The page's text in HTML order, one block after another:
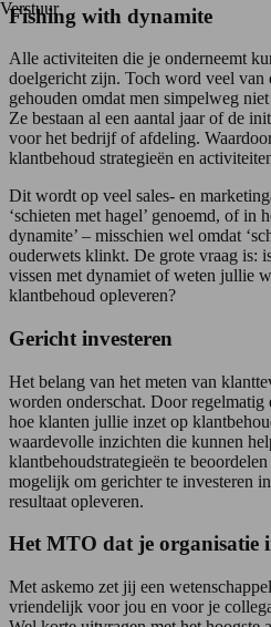
Verstuur
Fishing with dynamite
Alle activiteiten die je onderneemt
doelgericht zijn. Toch word veel van
gehouden omdat men simpelweg
Ze bestaan al een aantal jaar of de
voor het bedrijf of afdeling.
klantbehoud strategieën en
Dit wordt op veel sales- en
‘schieten met hagel’ genoemd, of in
dynamite’ – misschien wel omdat
ouderwets klinkt. De grote vraag is:
vissen met dynamiet of weten jullie
klantbehoud opleveren?
Gericht investeren
Het belang van het meten van
worden onderschat. Door regelmatig
hoe klanten jullie inzet op
waardevolle inzichten die kunnen
klantbehoudstrategieën te
mogelijk om gerichter te investeren
resultaat opleveren.
Het MTO dat je organisatie
Met askemo zet jij een
vriendelijk voor jou en voor je